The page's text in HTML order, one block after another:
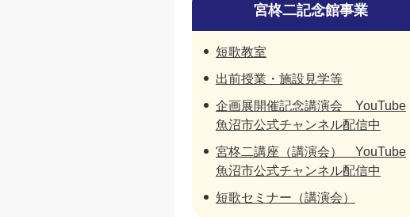
宮柊二記念館事業
短歌教室
出前授業・施設見学等
企画展開催記念講演会 YouTube
魚沼市公式チャンネル配信中
宮柊二講座（講演会） YouTube
魚沼市公式チャンネル配信中
短歌セミナー（講演会）